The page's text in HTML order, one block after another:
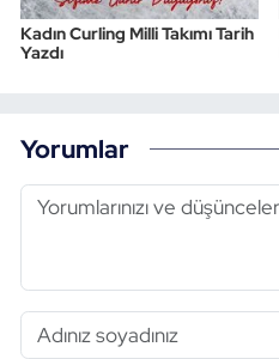
Kadın Curling Milli Takımı Tarih
Yazdı
Yorumlar